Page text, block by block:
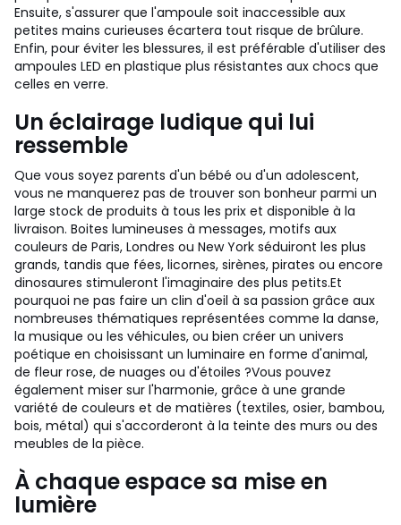
Ensuite, s'assurer que l'ampoule soit inaccessible aux
petites mains curieuses écartera tout risque de brûlure.
Enfin, pour éviter les blessures, il est préférable d'utiliser des
ampoules LED en plastique plus résistantes aux chocs que
celles en verre.
Un éclairage ludique qui lui
ressemble
Que vous soyez parents d'un bébé ou d'un adolescent,
vous ne manquerez pas de trouver son bonheur parmi un
large stock de produits à tous les prix et disponible à la
livraison. Boites lumineuses à messages, motifs aux
couleurs de Paris, Londres ou New York séduiront les plus
grands, tandis que fées, licornes, sirènes, pirates ou encore
dinosaures stimuleront l'imaginaire des plus petits.Et
pourquoi ne pas faire un clin d'oeil à sa passion grâce aux
nombreuses thématiques représentées comme la danse,
la musique ou les véhicules, ou bien créer un univers
poétique en choisissant un luminaire en forme d'animal,
de fleur rose, de nuages ou d'étoiles ?Vous pouvez
également miser sur l'harmonie, grâce à une grande
variété de couleurs et de matières (textiles, osier, bambou,
bois, métal) qui s'accorderont à la teinte des murs ou des
meubles de la pièce.
À chaque espace sa mise en
lumière